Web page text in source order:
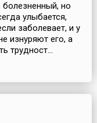
но
улыбается,
заболевает, и у
изнуряют его, а
трудност...